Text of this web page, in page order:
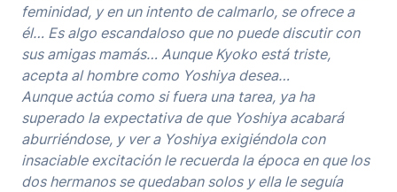
feminidad, y en un intento de calmarlo, se ofrece a
él… Es algo escandaloso que no puede discutir con
sus amigas mamás… Aunque Kyoko está triste,
acepta al hombre como Yoshiya desea…
Aunque actúa como si fuera una tarea, ya ha
superado la expectativa de que Yoshiya acabará
aburriéndose, y ver a Yoshiya exigiéndola con
insaciable excitación le recuerda la época en que los
dos hermanos se quedaban solos y ella le seguía